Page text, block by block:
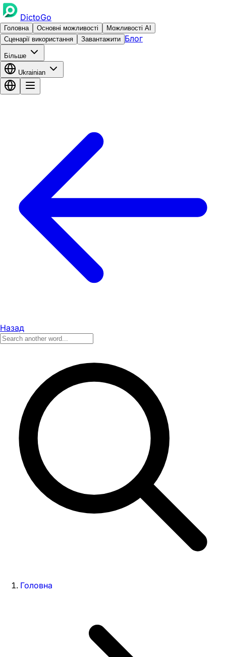
DictoGo
Головна Основні можливості
Можливості AI
Сценарії використання
Завантажити Блог
Більше
Ukrainian
Назад
Головна